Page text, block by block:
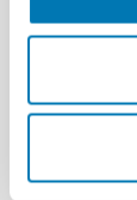
Salute,
Vita lavorativa
NOVITÀ